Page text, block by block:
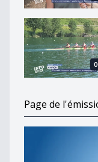
Raphaël
Page de